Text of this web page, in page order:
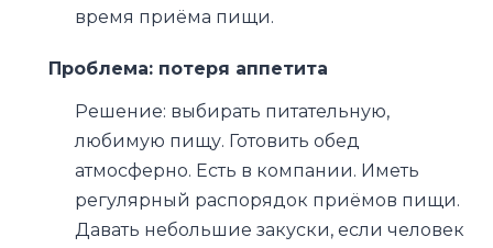
время приёма пищи.
Проблема: потеря аппетита
Решение: выбирать питательную,
любимую пищу. Готовить обед
атмосферно. Есть в компании. Иметь
регулярный распорядок приёмов пищи.
Давать небольшие закуски, если человек